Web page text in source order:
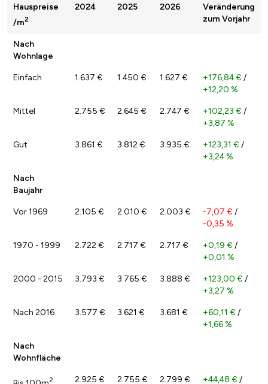
Hauspreise
/m2
2024 2025 2026
Veränderung
zum Vorjahr
Nach
Wohnlage
Einfach 1.637 € 1.450 € 1.627 € +176,84 € /
+12,20 %
Mittel 2.755 € 2.645 € 2.747 € +102,23 € /
+3,87 %
Gut 3.861 € 3.812 € 3.935 € +123,31 € /
+3,24 %
Nach
Baujahr
Vor 1969 2.105 € 2.010 € 2.003 € -7,07 € /
-0,35 %
1970 - 1999 2.722 € 2.717 € 2.717 € +0,19 € /
+0,01 %
2000 - 2015 3.793 € 3.765 € 3.888 € +123,00 € /
+3,27 %
Nach 2016 3.577 € 3.621 € 3.681 € +60,11 € /
+1,66 %
Nach
Wohnfläche
2 2.925 € 2.755 € 2.799 € +44,48 € /